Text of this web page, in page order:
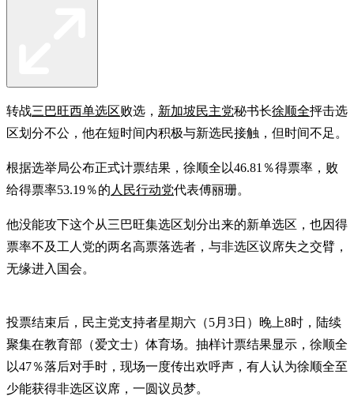
转战三巴旺西单选区败选， 新加坡民主党秘书长徐顺全抨击选
区划分不公，他在短时间内积极与新选民接触，但时间不足。
根据选举局公布正式计票结果，徐顺全以46.81％得票率，败
给得票率53.19％的 人民行动党代表傅丽珊。
他没能攻下这个从三巴旺集选区划分出来的新单选区，也因得
票率不及工人党的两名高票落选者，与非选区议席失之交臂，
无缘进入国会。
投票结束后，民主党支持者星期六（5月3日）晚上8时，陆续
聚集在教育部（爱文士）体育场。抽样计票结果显示，徐顺全
以47％落后对手时，现场一度传出欢呼声，有人认为徐顺全至
少能获得非选区议席，一圆议员梦。